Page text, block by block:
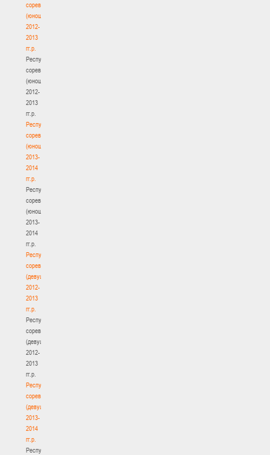
соревнования
(юноши)
2012-
2013
гг.р.
Республиканские
соревнования
(юноши)
2012-
2013
гг.р.
Республиканские
соревнования
(юноши)
2013-
2014
гг.р.
Республиканские
соревнования
(юноши)
2013-
2014
гг.р.
Республиканские
соревнования
(девушки)
2012-
2013
гг.р.
Республиканские
соревнования
(девушки)
2012-
2013
гг.р.
Республиканские
соревнования
(девушки)
2013-
2014
гг.р.
Республиканские